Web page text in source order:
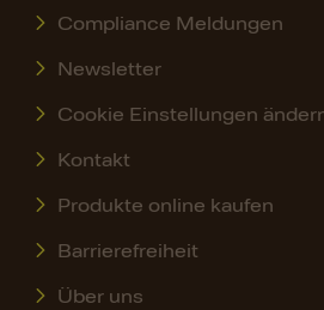
Compliance Meldungen
Newsletter
Cookie Einstellungen
Kontakt
Produkte online kaufen
Barrierefreiheit
Über uns